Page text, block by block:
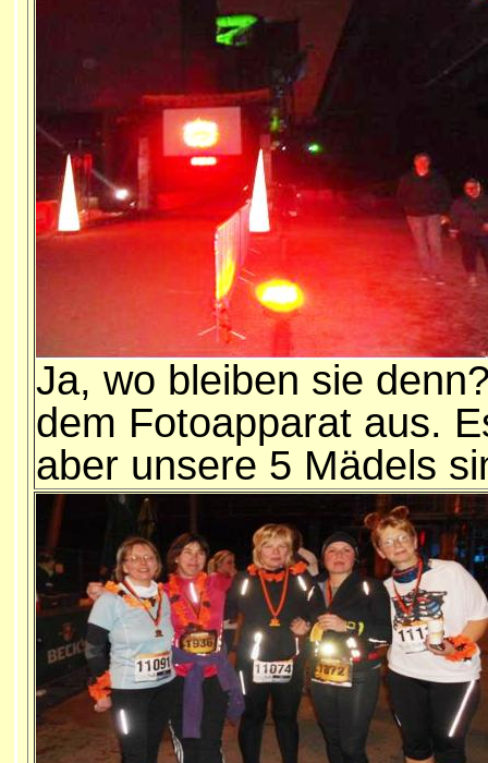
Ja, wo bleiben sie
dem Fotoapparat aus.
aber unsere 5 Mädels